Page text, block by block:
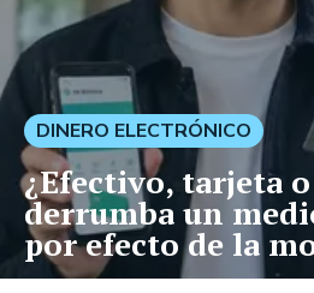
DINERO ELECTRÓNICO
¿Efectivo, tarjeta
derrumba un
por efecto de la